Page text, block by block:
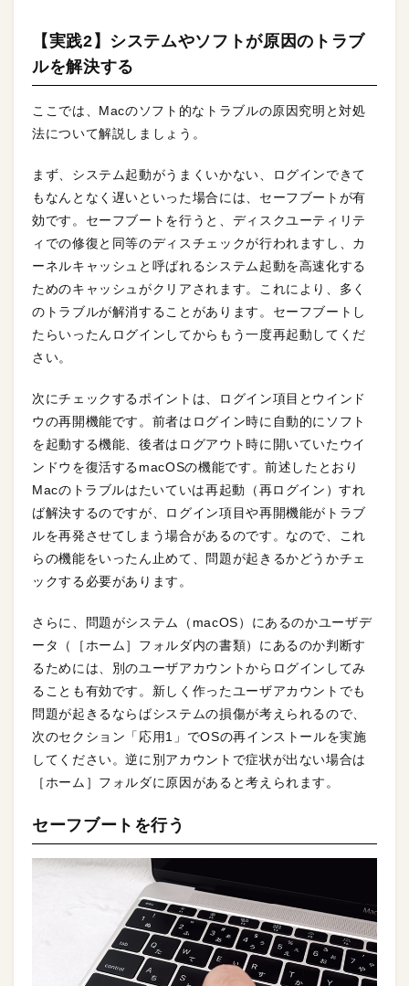
【実践2】システムやソフトが原因のトラブ
ルを解決する
ここでは、Macのソフト的なトラブルの原因究明と対処
法について解説しましょう。
まず、システム起動がうまくいかない、ログインできて
もなんとなく遅いといった場合には、セーフブートが有
効です。セーフブートを行うと、ディスクユーティリテ
ィでの修復と同等のディスチェックが行われますし、カ
ーネルキャッシュと呼ばれるシステム起動を高速化する
ためのキャッシュがクリアされます。これにより、多く
のトラブルが解消することがあります。セーフブートし
たらいったんログインしてからもう一度再起動してくだ
さい。
次にチェックするポイントは、ログイン項目とウインド
ウの再開機能です。前者はログイン時に自動的にソフト
を起動する機能、後者はログアウト時に開いていたウイ
ンドウを復活するmacOSの機能です。前述したとおり
Macのトラブルはたいていは再起動（再ログイン）すれ
ば解決するのですが、ログイン項目や再開機能がトラブ
ルを再発させてしまう場合があるのです。なので、これ
らの機能をいったん止めて、問題が起きるかどうかチェ
ックする必要があります。
さらに、問題がシステム（macOS）にあるのかユーザデ
ータ（［ホーム］フォルダ内の書類）にあるのか判断す
るためには、別のユーザアカウントからログインしてみ
ることも有効です。新しく作ったユーザアカウントでも
問題が起きるならばシステムの損傷が考えられるので、
次のセクション「応用1」でOSの再インストールを実施
してください。逆に別アカウントで症状が出ない場合は
［ホーム］フォルダに原因があると考えられます。
セーフブートを行う